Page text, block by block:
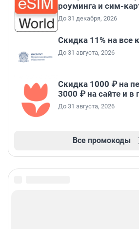
роуминга и сим-
До 31 декабря, 2026
Скидка 11% на все
До 31 августа, 2026
Скидка 1000 ₽ на
3000 ₽ на сайте и
До 31 августа, 2026
Все промокоды